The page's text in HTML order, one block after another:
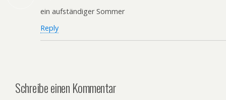
ein aufständiger Sommer
Reply
Schreibe einen Kommentar